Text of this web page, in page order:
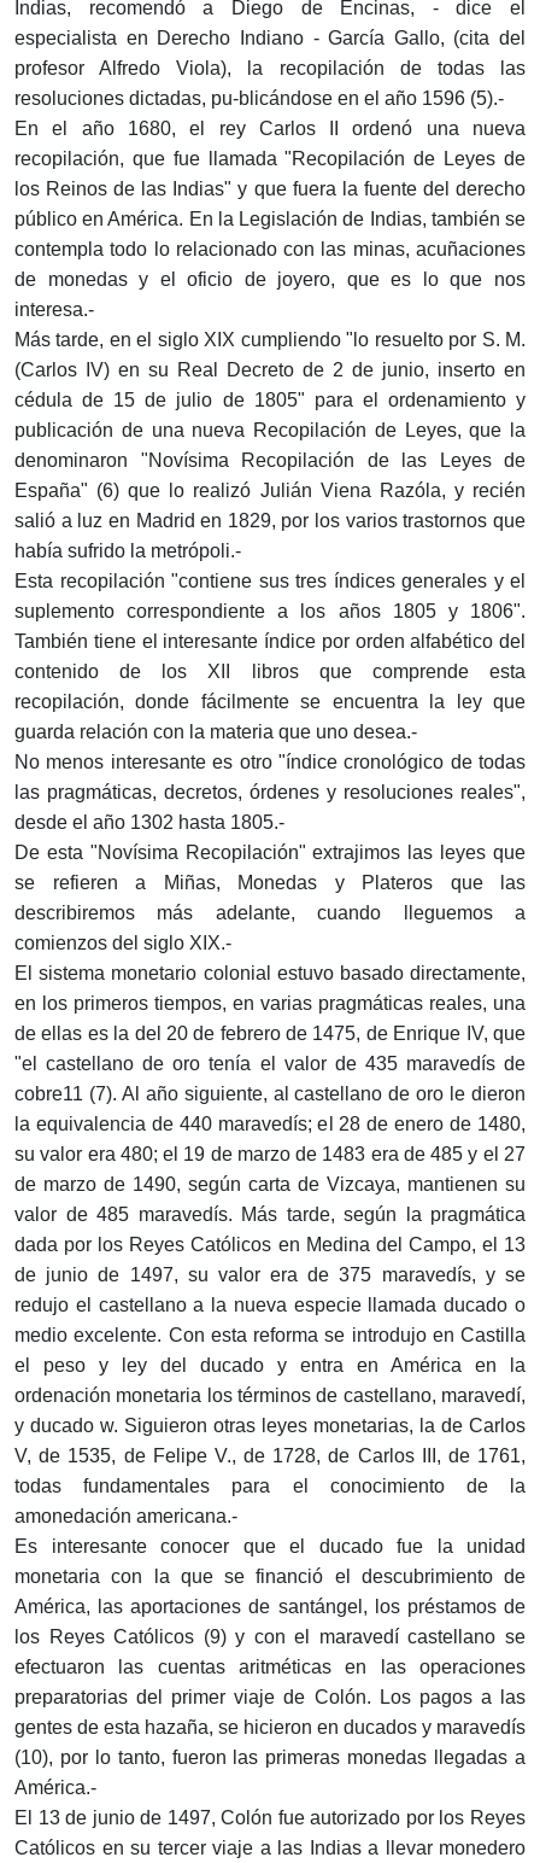
Indias, recomendó a Diego de Encinas, - dice el
especialista en Derecho Indiano - García Gallo, (cita del
profesor Alfredo Viola), la recopilación de todas las
resoluciones dictadas, pu-blicándose en el año 1596 (5).-
En el año 1680, el rey Carlos II ordenó una nueva
recopilación, que fue llamada "Recopilación de Leyes de
los Reinos de las Indias" y que fuera la fuente del derecho
público en América. En la Legislación de Indias, también se
contempla todo lo relacionado con las minas, acuñaciones
de monedas y el oficio de joyero, que es lo que nos
interesa.-
Más tarde, en el siglo XIX cumpliendo "lo resuelto por S. M.
(Carlos IV) en su Real Decreto de 2 de junio, inserto en
cédula de 15 de julio de 1805" para el ordenamiento y
publicación de una nueva Recopilación de Leyes, que la
denominaron "Novísima Recopilación de las Leyes de
España" (6) que lo realizó Julián Viena Razóla, y recién
salió a luz en Madrid en 1829, por los varios trastornos que
había sufrido la metrópoli.-
Esta recopilación "contiene sus tres índices generales y el
suplemento correspondiente a los años 1805 y 1806".
También tiene el interesante índice por orden alfabético del
contenido de los XII libros que comprende esta
recopilación, donde fácilmente se encuentra la ley que
guarda relación con la materia que uno desea.-
No menos interesante es otro "índice cronológico de todas
las pragmáticas, decretos, órdenes y resoluciones reales",
desde el año 1302 hasta 1805.-
De esta "Novísima Recopilación" extrajimos las leyes que
se refieren a Miñas, Monedas y Plateros que las
describiremos más adelante, cuando lleguemos a
comienzos del siglo XIX.-
El sistema monetario colonial estuvo basado directamente,
en los primeros tiempos, en varias pragmáticas reales, una
de ellas es la del 20 de febrero de 1475, de Enrique IV, que
"el castellano de oro tenía el valor de 435 maravedís de
cobre11 (7). Al año siguiente, al castellano de oro le dieron
la equivalencia de 440 maravedís; el 28 de enero de 1480,
su valor era 480; el 19 de marzo de 1483 era de 485 y el 27
de marzo de 1490, según carta de Vizcaya, mantienen su
valor de 485 maravedís. Más tarde, según la pragmática
dada por los Reyes Católicos en Medina del Campo, el 13
de junio de 1497, su valor era de 375 maravedís, y se
redujo el castellano a la nueva especie llamada ducado o
medio excelente. Con esta reforma se introdujo en Castilla
el peso y ley del ducado y entra en América en la
ordenación monetaria los términos de castellano, maravedí,
y ducado w. Siguieron otras leyes monetarias, la de Carlos
V, de 1535, de Felipe V., de 1728, de Carlos III, de 1761,
todas fundamentales para el conocimiento de la
amonedación americana.-
Es interesante conocer que el ducado fue la unidad
monetaria con la que se financió el descubrimiento de
América, las aportaciones de santángel, los préstamos de
los Reyes Católicos (9) y con el maravedí castellano se
efectuaron las cuentas aritméticas en las operaciones
preparatorias del primer viaje de Colón. Los pagos a las
gentes de esta hazaña, se hicieron en ducados y maravedís
(10), por lo tanto, fueron las primeras monedas llegadas a
América.-
El 13 de junio de 1497, Colón fue autorizado por los Reyes
Católicos en su tercer viaje a las Indias a llevar monedero